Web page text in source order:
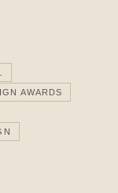
AWARDS